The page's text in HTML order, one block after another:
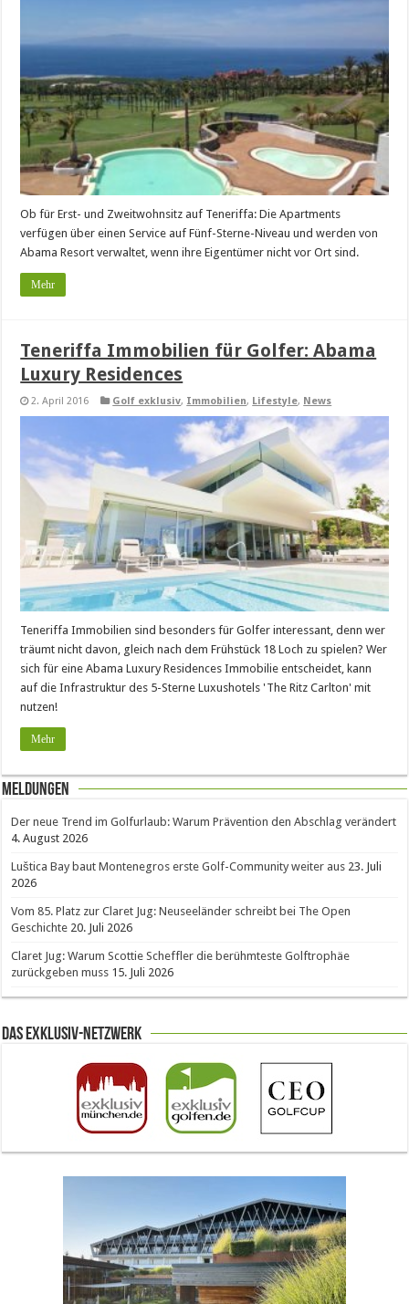
Ob für Erst- und Zweitwohnsitz auf Teneriffa: Die Apartments
verfügen über einen Service auf Fünf-Sterne-Niveau und werden von
Abama Resort verwaltet, wenn ihre Eigentümer nicht vor Ort sind.
Mehr
Teneriffa Immobilien für Golfer: Abama
Luxury Residences
2. April 2016 Golf exklusiv, Immobilien, Lifestyle, News
Teneriffa Immobilien sind besonders für Golfer interessant, denn wer
träumt nicht davon, gleich nach dem Frühstück 18 Loch zu spielen? Wer
sich für eine Abama Luxury Residences Immobilie entscheidet, kann
auf die Infrastruktur des 5-Sterne Luxushotels 'The Ritz Carlton' mit
nutzen!
Mehr
Meldungen
Der neue Trend im Golfurlaub: Warum Prävention den Abschlag verändert
4. August 2026
Luštica Bay baut Montenegros erste Golf-Community weiter aus 23. Juli
2026
Vom 85. Platz zur Claret Jug: Neuseeländer schreibt bei The Open
Geschichte 20. Juli 2026
Claret Jug: Warum Scottie Scheffler die berühmteste Golftrophäe
zurückgeben muss 15. Juli 2026
Das Exklusiv-Netzwerk